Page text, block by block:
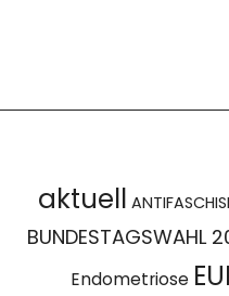
aktuell
BUNDESTAGSWAHL
Endometriose